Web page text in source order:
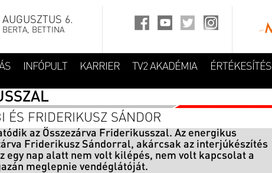
AUGUSZTUS 6.
BERTA, BETTINA
INFÓPULT KARRIER TV2 AKADÉMIA ÉRTÉKESÍTÉS
ÉS FRIDERIKUSZ SÁNDOR
az Összezárva Friderikusszal. Az energikus
Friderikusz Sándorral, akárcsak az interjúkészítés
egy nap alatt nem volt kilépés, nem volt kapcsolat a
meglepnie vendéglátóját.